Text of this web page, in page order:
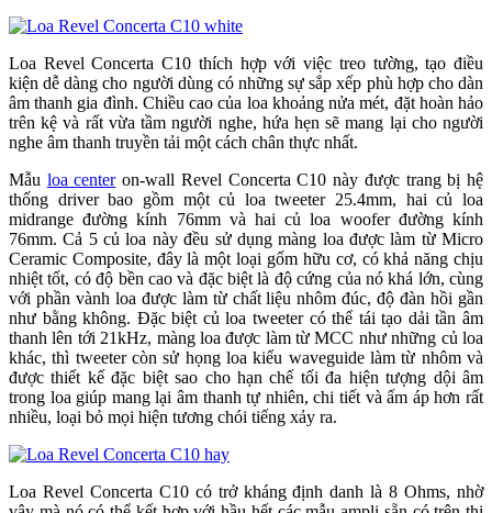
Loa Revel Concerta C10 thích hợp với việc treo tường, tạo điều
kiện dễ dàng cho người dùng có những sự sắp xếp phù hợp cho dàn
âm thanh gia đình. Chiều cao của loa khoảng nửa mét, đặt hoàn hảo
trên kệ và rất vừa tầm người nghe, hứa hẹn sẽ mang lại cho người
nghe âm thanh truyền tải một cách chân thực nhất.
Mẫu loa centeron-wall Revel Concerta C10 này được trang bị hệ
thống driver bao gồm một củ loa tweeter 25.4mm, hai củ loa
midrange đường kính 76mm và hai củ loa woofer đường kính
76mm. Cả 5 củ loa này đều sử dụng màng loa được làm từ Micro
Ceramic Composite, đây là một loại gốm hữu cơ, có khả năng chịu
nhiệt tốt, có độ bền cao và đặc biệt là độ cứng của nó khá lớn, cùng
với phần vành loa được làm từ chất liệu nhôm đúc, độ đàn hồi gần
như bằng không. Đặc biệt củ loa tweeter có thể tái tạo dải tần âm
thanh lên tới 21kHz, màng loa được làm từ MCC như những củ loa
khác, thì tweeter còn sử họng loa kiểu waveguide làm từ nhôm và
được thiết kế đặc biệt sao cho hạn chế tối đa hiện tượng dội âm
trong loa giúp mang lại âm thanh tự nhiên, chi tiết và ấm áp hơn rất
nhiều, loại bỏ mọi hiện tương chói tiếng xảy ra.
Loa Revel Concerta C10 có trở kháng định danh là 8 Ohms, nhờ